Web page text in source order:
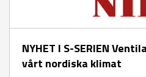
NYHET I S-SERIEN
vårt nordiska klimat